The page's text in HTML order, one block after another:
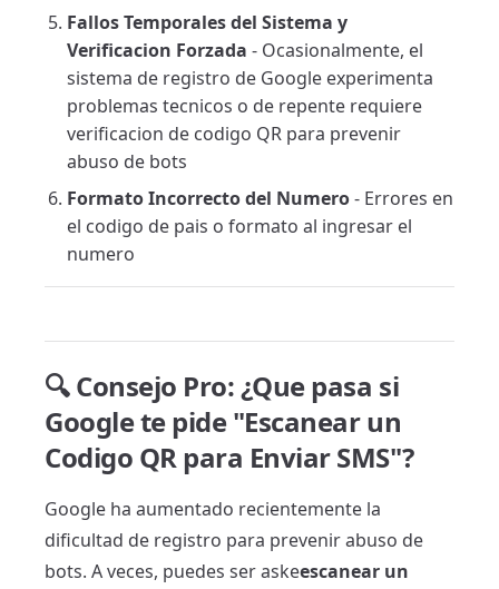
Fallos Temporales del Sistema y
Verificacion Forzada - Ocasionalmente, el
sistema de registro de Google experimenta
problemas tecnicos o de repente requiere
verificacion de codigo QR para prevenir
abuso de bots
Formato Incorrecto del Numero- Errores en
el codigo de pais o formato al ingresar el
numero
🔍 Consejo Pro: ¿Que pasa si
Google te pide "Escanear un
Codigo QR para Enviar SMS"?
Google ha aumentado recientemente la
dificultad de registro para prevenir abuso de
bots. A veces, puedes ser askeescanear un